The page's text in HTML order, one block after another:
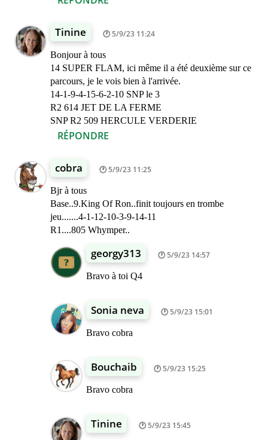
Tinine 5/9/23 11:24
Bonjour à tous
14 SUPER FLAM, ici même il a été deuxième sur ce
parcours, je le vois bien à l'arrivée.
14-1-9-4-15-6-2-10 SNP le 3
R2 614 JET DE LA FERME
SNP R2 509 HERCULE VERDERIE
RÉPONDRE
cobra 5/9/23 11:25
Bjr à tous
Base..9.King Of Ron..finit toujours en trombe
jeu.......4-1-12-10-3-9-14-11
R1....805 Whymper..
georgy313 5/9/23 14:57
Bravo à toi Q4
Sonia neva 5/9/23 15:01
Bravo cobra
Bouchaib 5/9/23 15:25
Bravo cobra
Tinine 5/9/23 15:45